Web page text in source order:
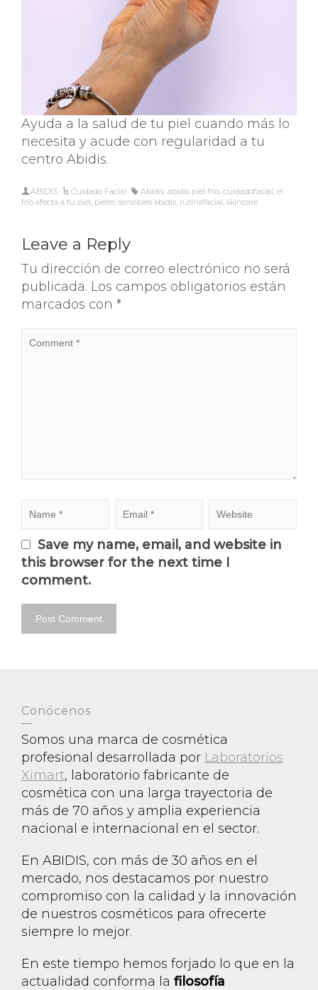
Ayuda a la salud de tu piel cuando más lo
necesita y acude con regularidad a tu
centro Abidis.
ABIDIS Cuidado Facial Abidis, abidis piel frío, cuidadofacial, el
frío afecta a tu piel, pieles sensibles abidis, rutinafacial, skincare
Leave a Reply
Tu dirección de correo electrónico no será
publicada. Los campos obligatorios están
marcados con *
Save my name, email, and website in
this browser for the next time I
comment.
Conócenos
Somos una marca de cosmética
profesional desarrollada por Laboratorios
Ximart, laboratorio fabricante de
cosmética con una larga trayectoria de
más de 70 años y amplia experiencia
nacional e internacional en el sector.
En ABIDIS, con más de 30 años en el
mercado, nos destacamos por nuestro
compromiso con la calidad y la innovación
de nuestros cosméticos para ofrecerte
siempre lo mejor.
En este tiempo hemos forjado lo que en la
actualidad conforma la filosofía